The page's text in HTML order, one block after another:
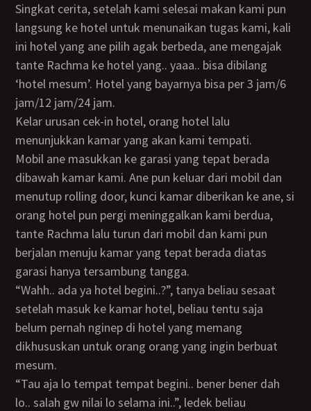
Singkat cerita, setelah kami selesai makan kami pun
langsung ke hotel untuk menunaikan tugas kami, kali
ini hotel yang ane pilih agak berbeda, ane mengajak
tante Rachma ke hotel yang.. yaaa.. bisa dibilang
‘hotel mesum’. Hotel yang bayarnya bisa per 3 jam/6
jam/12 jam/24 jam.
Kelar urusan cek-in hotel, orang hotel lalu
menunjukkan kamar yang akan kami tempati.
Mobil ane masukkan ke garasi yang tepat berada
dibawah kamar kami. Ane pun keluar dari mobil dan
menutup rolling door, kunci kamar diberikan ke ane, si
orang hotel pun pergi meninggalkan kami berdua,
tante Rachma lalu turun dari mobil dan kami pun
berjalan menuju kamar yang tepat berada diatas
garasi hanya tersambung tangga.
“Wahh.. ada ya hotel begini..?”, tanya beliau sesaat
setelah masuk ke kamar hotel, beliau tentu saja
belum pernah nginep di hotel yang memang
dikhususkan untuk orang orang yang ingin berbuat
mesum.
“Tau aja lo tempat tempat begini.. bener bener dah
lo.. salah gw nilai lo selama ini..”, ledek beliau